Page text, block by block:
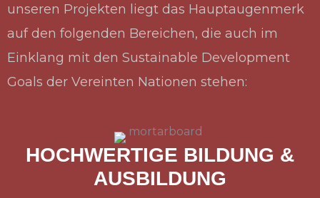
unseren Projekten liegt das Hauptaugenmerk
auf den folgenden Bereichen, die auch im
Einklang mit den Sustainable Development
Goals der Vereinten Nationen stehen:
HOCHWERTIGE BILDUNG &
AUSBILDUNG